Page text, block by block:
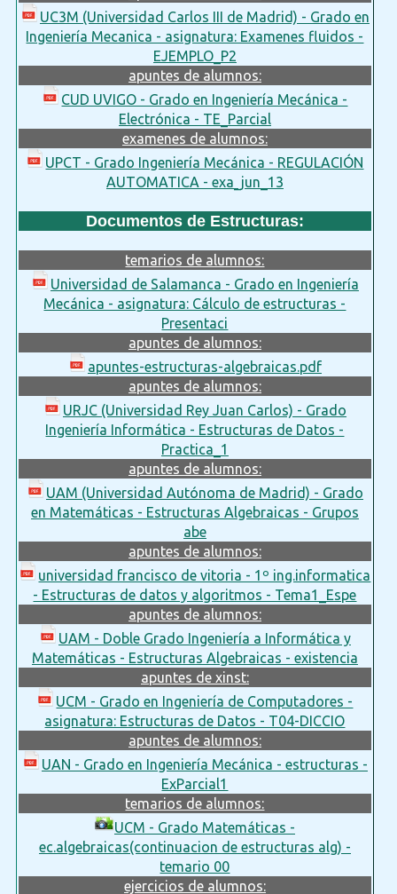
UC3M (Universidad Carlos III de Madrid) - Grado en
Ingeniería Mecanica - asignatura: Examenes fluidos -
EJEMPLO_P2
apuntes de alumnos:
CUD UVIGO - Grado en Ingeniería Mecánica -
Electrónica - TE_Parcial
examenes de alumnos:
UPCT - Grado Ingeniería Mecánica - REGULACIÓN
AUTOMATICA - exa_jun_13
Documentos de Estructuras:
temarios de alumnos:
Universidad de Salamanca - Grado en Ingeniería
Mecánica - asignatura: Cálculo de estructuras -
Presentaci
apuntes de alumnos:
apuntes-estructuras-algebraicas.pdf
apuntes de alumnos:
URJC (Universidad Rey Juan Carlos) - Grado
Ingeniería Informática - Estructuras de Datos -
Practica_1
apuntes de alumnos:
UAM (Universidad Autónoma de Madrid) - Grado
en Matemáticas - Estructuras Algebraicas - Grupos
abe
apuntes de alumnos:
universidad francisco de vitoria - 1º ing.informatica
- Estructuras de datos y algoritmos - Tema1_Espe
apuntes de alumnos:
UAM - Doble Grado Ingeniería a Informática y
Matemáticas - Estructuras Algebraicas - existencia
apuntes de xinst:
UCM - Grado en Ingeniería de Computadores -
asignatura: Estructuras de Datos - T04-DICCIO
apuntes de alumnos:
UAN - Grado en Ingeniería Mecánica - estructuras -
ExParcial1
temarios de alumnos:
UCM - Grado Matemáticas -
ec.algebraicas(continuacion de estructuras alg) -
temario 00
ejercicios de alumnos: